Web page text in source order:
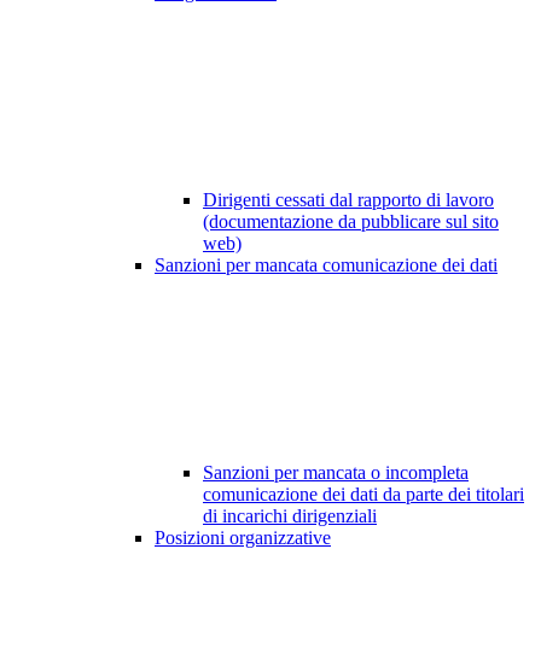
Dirigenti cessati dal rapporto di lavoro
(documentazione da pubblicare sul sito
web)
Sanzioni per mancata comunicazione dei dati
Sanzioni per mancata o incompleta
comunicazione dei dati da parte dei titolari
di incarichi dirigenziali
Posizioni organizzative